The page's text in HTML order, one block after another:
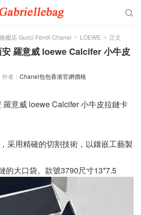

艦店 Gucci Fendi Chanel > LOEWE > 正文
羅意威 loewe Calcifer 小牛皮
作者： Chanel包包香港官網價格
羅意威 loewe Calcifer 小牛皮拉鏈卡
采用精確的切割技術，以鑲嵌工藝製
的大口袋。款號3790尺寸13*7.5